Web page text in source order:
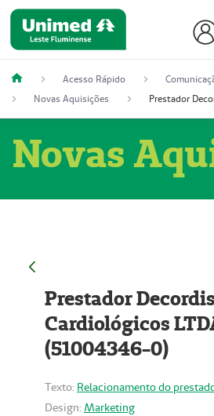
Acesso Rápido
Novas Aquisições
Novas
Prestador
Cardiológicos
(51004346-0)
Texto: Relacionamento do
Design: Marketing